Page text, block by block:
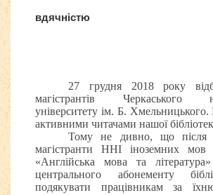
вдячністю
27 грудня 2018 року
магістрантів Черкаського
університету ім. Б. Хмельницького.
активними читачами нашої
Тому не дивно, що після
магістранти ННІ іноземних мов
«Англійська мова та
центрального абонементу
подякувати працівникам за